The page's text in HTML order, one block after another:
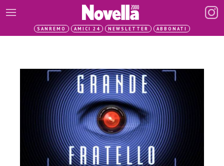
SANREMO AMICI 24 NEWSLETTER ABBONATI